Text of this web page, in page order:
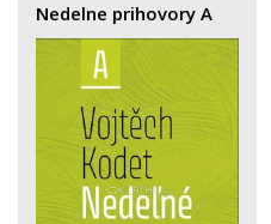
Nedelne prihovory A